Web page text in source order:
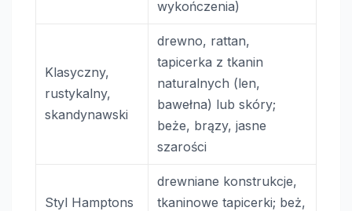
wykończenia)
Klasyczny,
rustykalny,
skandynawski
drewno, rattan,
tapicerka z tkanin
naturalnych (len,
bawełna) lub skóry;
beże, brązy, jasne
szarości
Styl Hamptons
drewniane konstrukcje,
tkaninowe tapicerki; beż,